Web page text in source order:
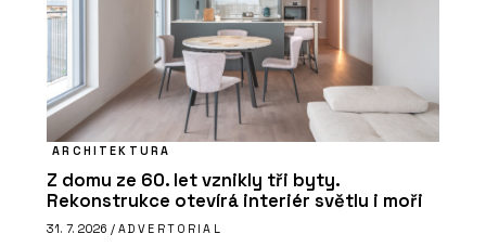
ARCHITEKTURA
Z domu ze 60. let vznikly tři byty.
Rekonstrukce otevírá interiér světlu i moři
31. 7. 2026 / ADVERTORIAL